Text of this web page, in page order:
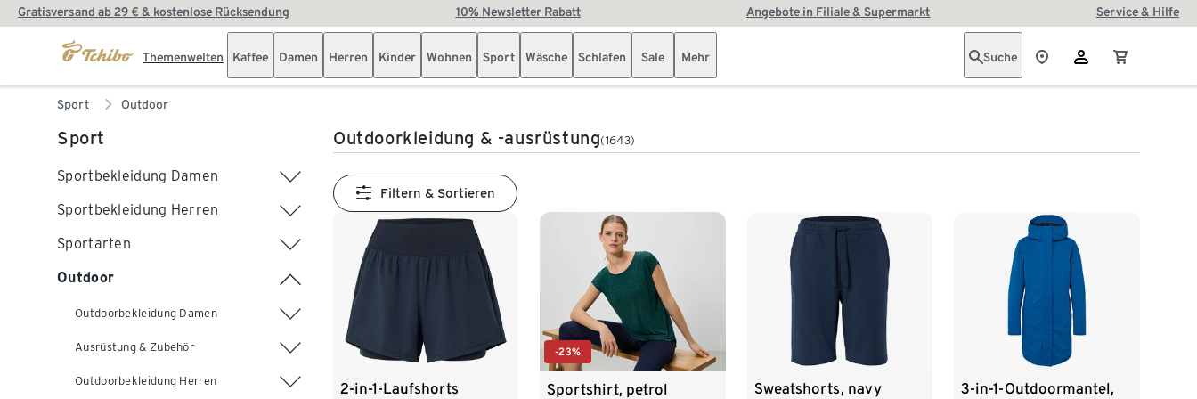
Gratisversand ab 29 € & kostenlose Rücksendung 10% Newsletter Rabatt Angebote in Filiale & Supermarkt Service & Hilfe
Themenwelten Kaffee Damen Herren Kinder Wohnen Sport Wäsche Schlafen Sale Mehr Suche
Sport Outdoor
Sport
Sportbekleidung Damen
Sportbekleidung Herren
Sportarten
Outdoor
Outdoorbekleidung Damen
Ausrüstung & Zubehör
Outdoorbekleidung Herren
Outdoorkleidung & -ausrüstung(1643)
Filtern & Sortieren
2-in-1-Laufshorts
-23%
Sportshirt, petrol Sweatshorts, navy
3-in-1-Outdoormantel,